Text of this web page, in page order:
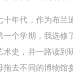
年代，作为布兰
个学期，我选
史，并一路读
去不同的博物